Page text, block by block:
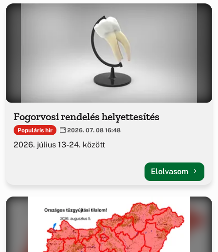
Fogorvosi rendelés helyettesítés
Populáris hír 2026. 07. 08 16:48
2026. július 13-24. között
Elolvasom